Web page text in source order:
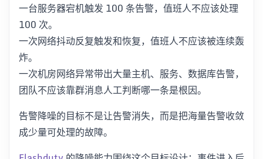
一台服务器宕机触发 100 条告警，值班人不应该处理
100 次。
一次网络抖动反复触发和恢复，值班人不应该被连续轰
炸。
一次机房网络异常带出大量主机、服务、数据库告警，
团队不应该靠群消息人工判断哪一条是根因。
告警降噪的目标不是让告警消失，而是把海量告警收敛
成少量可处理的故障。